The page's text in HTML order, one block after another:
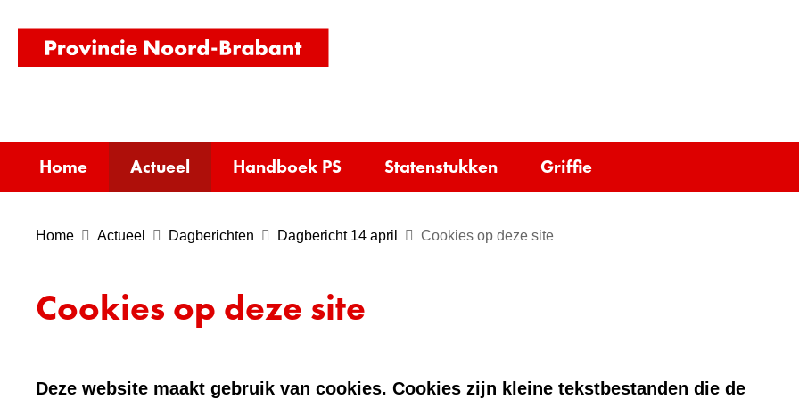
homepage)
Home Actueel Handboek PS Statenstukken Griffie
Home Actueel Dagberichten Dagbericht 14 april Cookies op deze site
Cookies op deze site
Deze website maakt gebruik van cookies. Cookies zijn kleine tekstbestanden die de